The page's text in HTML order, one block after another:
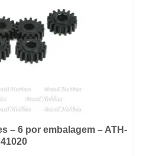
– 6 por embalagem – ATH-
41020